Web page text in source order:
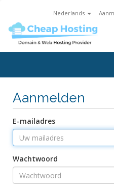
Nederlands
Aanmelden
E-mailadres
Wachtwoord